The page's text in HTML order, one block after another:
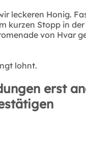
leckeren Honig.
Stopp in
von Hvar
lohnt.
erst